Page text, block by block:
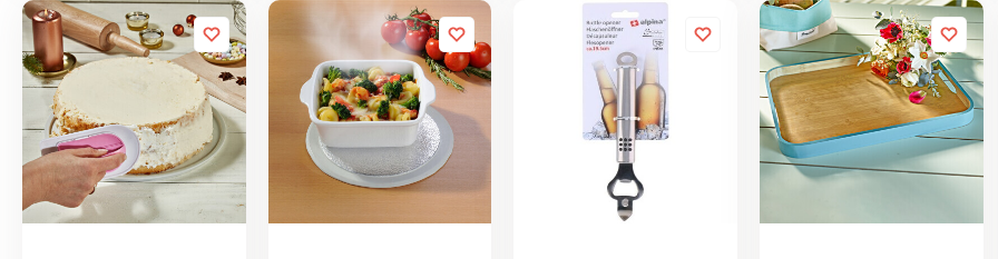
dokładny. Minimalna
ilość odpadów.
mięsem i docisnąć.
W zestawie 100
arkuszy
nieprzywierającego
papieru.
wyjątkowego blasku
każdemu, bez
względu na okazję.
Z 2 trybami
świecenia: światłem
ciągłym i migającym.
Napęd słoneczny. 20
diod LED o ciepłym
białym świetle i
kwiatach. Ze
światłem ciągłym +